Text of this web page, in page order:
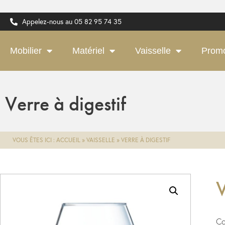
Appelez-nous au 05 82 95 74 35
Mobilier Matériel Vaisselle
Verre à digestif
VOUS ÊTES ICI : ACCUEIL » VAISSELLE » VERRE À DIGESTIF